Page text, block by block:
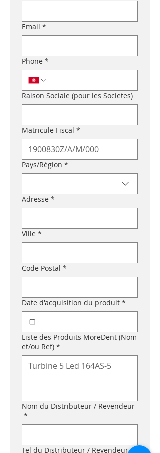
Email *
Phone *
Raison Sociale (pour les Societes)
Matricule Fiscal *
Multi-line address
Pays/Région *
Adresse *
Ville *
Code Postal *
Date d'acquisition du produit *
Liste des Produits MoreDent (Nom
et/ou Ref) *
Nom du Distributeur / Revendeur
*
Tel du Distributeur / Revendeur